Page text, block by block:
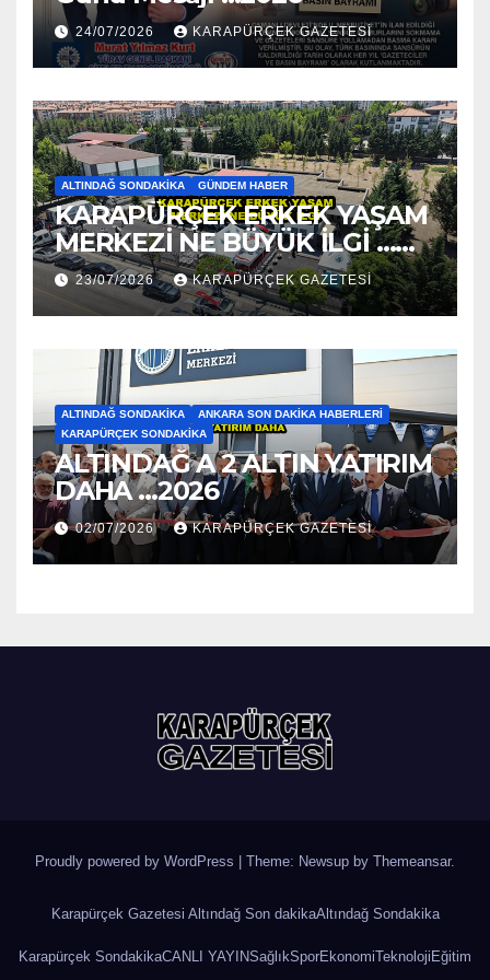
24/07/2026 KARAPÜRÇEK GAZETESİ
ALTINDAĞ SONDAKIKA GÜNDEM HABER
KARAPÜRÇEK ERKEK YAŞAM
MERKEZİ NE BÜYÜK İLGİ …
2026
23/07/2026 KARAPÜRÇEK GAZETESİ
ALTINDAĞ SONDAKIKA
ANKARA SON DAKIKA HABERLERI
KARAPÜRÇEK SONDAKIKA
ALTINDAĞ A 2 ALTIN YATIRIM
DAHA …2026
02/07/2026 KARAPÜRÇEK GAZETESİ
Proudly powered by WordPress Theme: Newsup by Themeansar.
Karapürçek Gazetesi Altındağ Son dakikaAltındağ Sondakika
Karapürçek SondakikaCANLI YAYINSağlıkSporEkonomiTeknoloji Eğitim